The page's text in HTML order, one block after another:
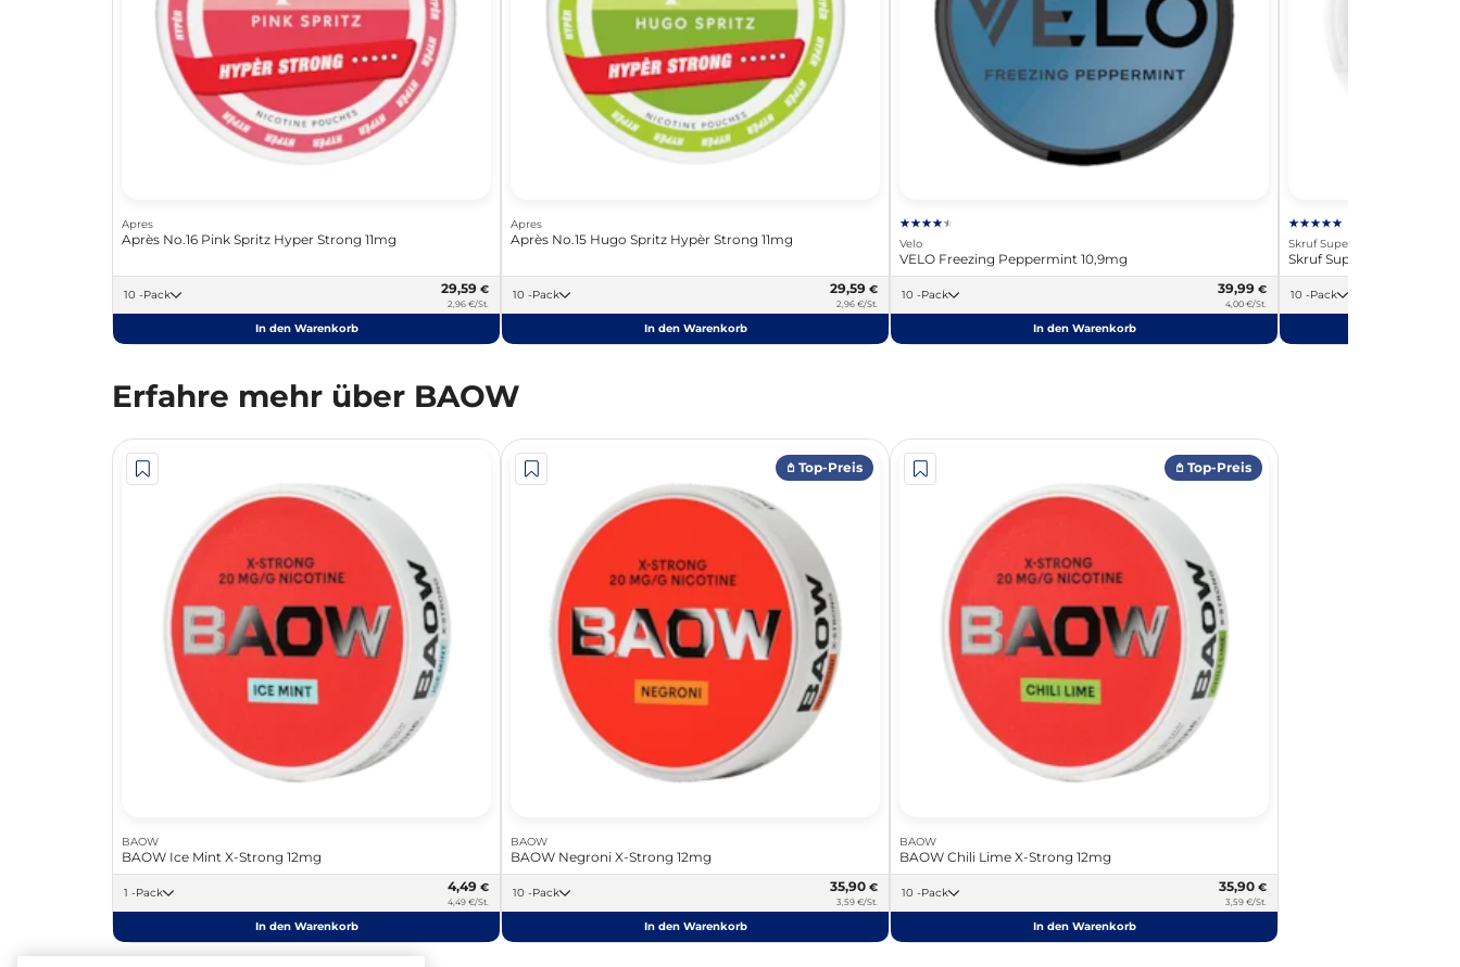
Apres
Après No.16 Pink Spritz Hyper Strong 11mg
10 -Pack 29,59 €
2,96 €/St.
In den Warenkorb
Apres
Après No.15 Hugo Spritz Hypèr Strong 11mg
10 -Pack 29,59 €
2,96 €/St.
In den Warenkorb
Velo
VELO Freezing Peppermint 10,9mg
10 -Pack 39,99 €
4,00 €/St.
In den Warenkorb
Skruf Super White
Skruf Superwhite Crystal
10 -Pack
Erfahre mehr über BAOW
BAOW
BAOW Ice Mint X-Strong 12mg
1 -Pack 4,49 €
4,49 €/St.
In den Warenkorb
𖤘 Top-Preis
BAOW
BAOW Negroni X-Strong 12mg
10 -Pack 35,90 €
3,59 €/St.
In den Warenkorb
𖤘 Top-Preis
BAOW
BAOW Chili Lime X-Strong 12mg
10 -Pack 35,90 €
3,59 €/St.
In den Warenkorb